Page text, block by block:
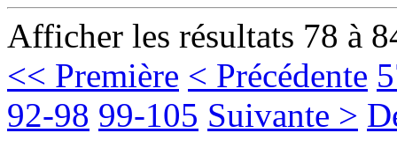
Afficher les résultats 78 à
<< Première < Précédente
92-98 99-105 Suivante >